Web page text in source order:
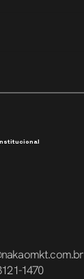
1470